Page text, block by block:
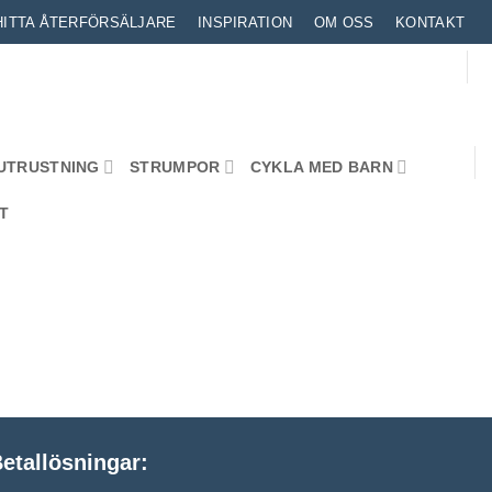
ÅTERFÖRSÄLJARE INSPIRATION OM OSS KONTAKT
STRUMPOR CYKLA MED BARN